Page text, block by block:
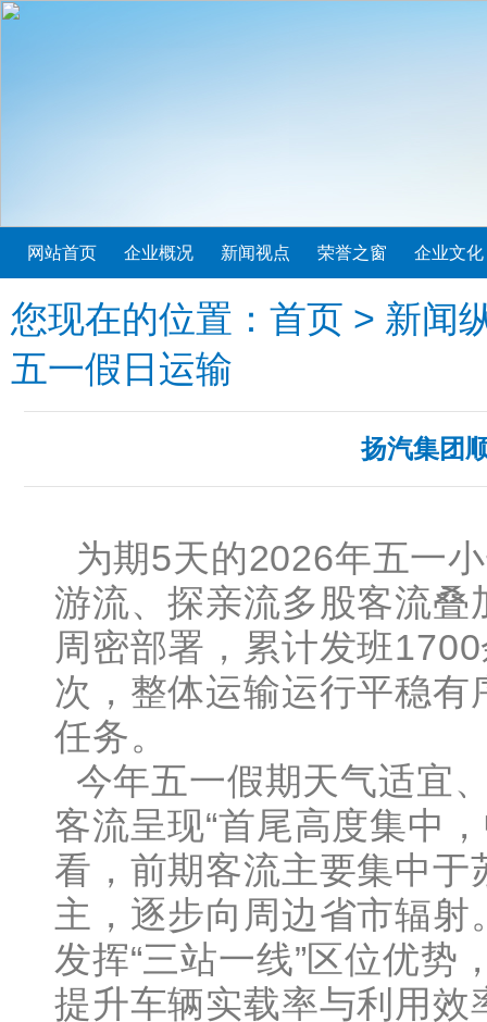
网站首页 企业概况 新闻视点 荣誉之窗 企业文化
您现在的位置： 首页 > 新闻
五一假日运输
扬汽集团
为期5天的2026年五一
游流、探亲流多股客流
周密部署，累计发班
次，整体运输运行平稳
任务。
今年五一假期天气适宜
客流呈现“首尾高度集中
看，前期客流主要集中
主，逐步向周边省市辐
发挥“三站一线”区位优势
提升车辆实载率与利用